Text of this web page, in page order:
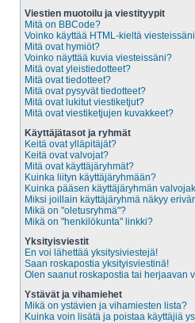
Viestien muotoilu ja viestityypit
Mitä on BBCode?
Voinko käyttää HTML-kieltä
Mitä ovat hymiöt?
Voinko näyttää kuvia viesteissäni?
Mitä ovat yleistiedotteet?
Mitä ovat tiedotteet?
Mitä ovat pysyvät tiedotteet?
Mitä ovat lukitut viestiketjut?
Mitä ovat viestiketjujen kuvakkeet?
Käyttäjätasot ja ryhmät
Keitä ovat ylläpitäjät?
Keitä ovat valvojat?
Mitä ovat käyttäjäryhmät?
Kuinka liityn käyttäjäryhmään?
Kuinka pääsen käyttäjäryhmän
Miksi joillain käyttäjäryhmä näkyy
Mikä on "oletusryhmä"?
Mikä on "henkilökunta" linkki?
Yksityisviestit
En voi lähettää yksitysiviestejä!
Saan roskapostia yksityisviestinä!
Olen saanut roskapostia tai herjaavan
Ystävät ja vihamiehet
Mikä on ystävien ja vihamiesten lista?
Kuinka voin lisätä ja poistaa käyttäjiä